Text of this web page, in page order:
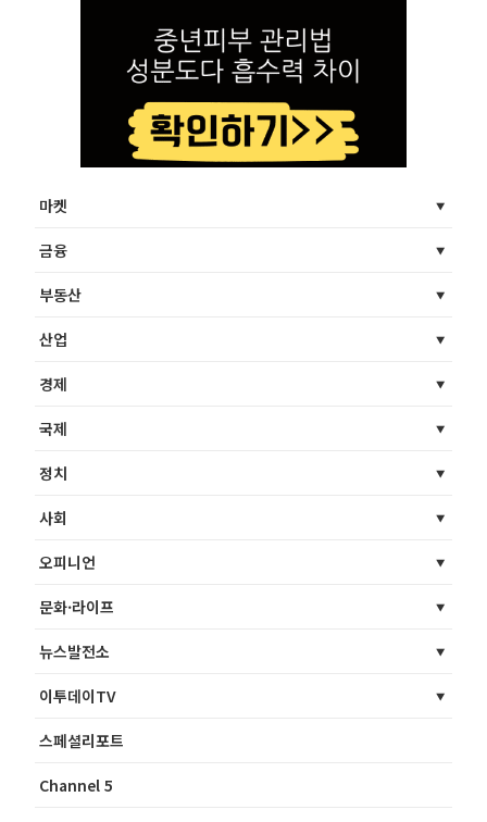
마켓
금융
부동산
산업
경제
국제
정치
사회
오피니언
문화·라이프
뉴스발전소
이투데이TV
스페셜리포트
Channel 5